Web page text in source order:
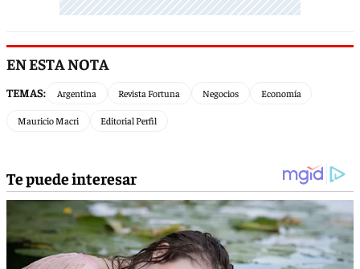
EN ESTA NOTA
TEMAS: Argentina Revista Fortuna Negocios Economía
Mauricio Macri Editorial Perfil